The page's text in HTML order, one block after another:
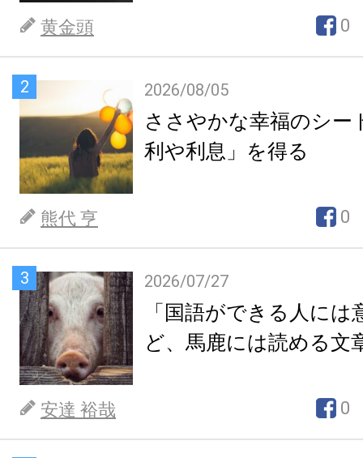
黄金頭 0
2 2026/08/05
ささやかな幸福のシー
利や利息」を得る
熊代 亨 0
3 2026/07/27
「国語ができる人には
ど、馬鹿には読める文
安達 裕哉 0